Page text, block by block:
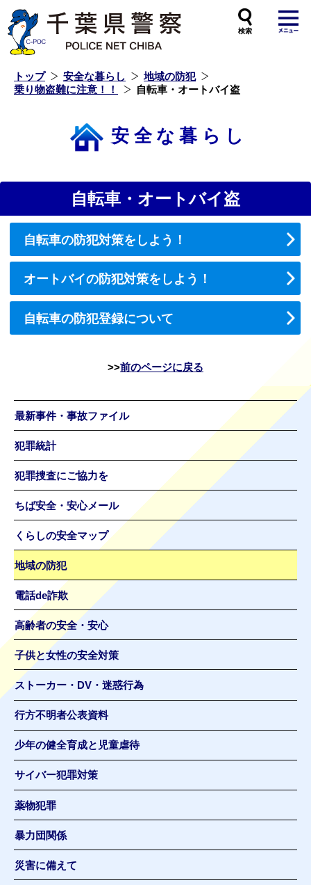
トップ 安全な暮らし
地域の防犯
乗り物盗難に注意！！
自転車・オートバイ盗
安全な暮らし
自転車・オートバイ盗
自転車の防犯対策をしよう！
オートバイの防犯対策をしよう！
自転車の防犯登録について
前のページに戻る
最新事件・事故ファイル
犯罪統計
犯罪捜査にご協力を
ちば安全・安心メール
くらしの安全マップ
地域の防犯
電話de詐欺
高齢者の安全・安心
子供と女性の安全対策
ストーカー・DV・迷惑行為
行方不明者公表資料
少年の健全育成と児童虐待
サイバー犯罪対策
薬物犯罪
暴力団関係
災害に備えて